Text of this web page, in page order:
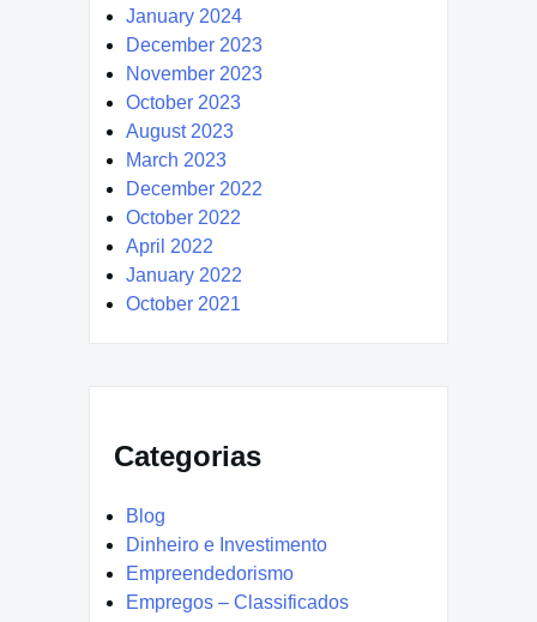
January 2024
December 2023
November 2023
October 2023
August 2023
March 2023
December 2022
October 2022
April 2022
January 2022
October 2021
Categorias
Blog
Dinheiro e Investimento
Empreendedorismo
Empregos – Classificados